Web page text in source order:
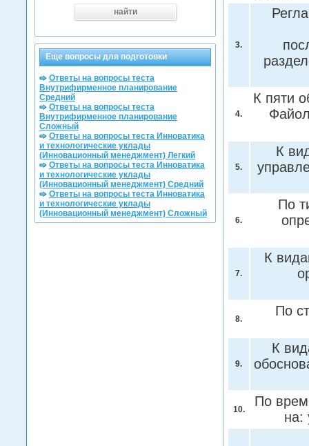
3.
4.
К пяти
5.
К
6.
По
7.
К
8.
По
9.
К
10.
По
на:
найти
Еще вопросы для подготовки
Ответы на вопросы теста
Внутрифирменное планирование
Средний
Ответы на вопросы теста
Внутрифирменное планирование
Сложный
Ответы на вопросы теста Инноватика
и технологические уклады
(Инновационный менеджмент) Легкий
Ответы на вопросы теста Инноватика
и технологические уклады
(Инновационный менеджмент) Средний
Ответы на вопросы теста Инноватика
и технологические уклады
(Инновационный менеджмент) Сложный